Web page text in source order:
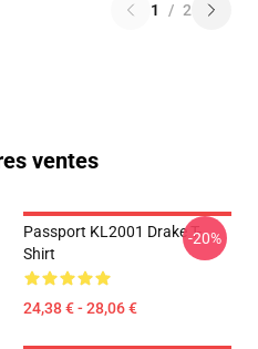
1 / 2
ventes
Passport KL2001 Drake T-
Shirt
24,38 € - 28,06 €
-20%